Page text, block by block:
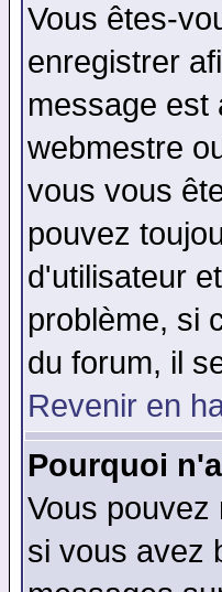
Vous êtes-
enregistrer
message est
webmestre
vous vous
pouvez
d'utilisateur
problème, si
du forum, il
Revenir en
Pourquoi
Vous pouvez
si vous avez